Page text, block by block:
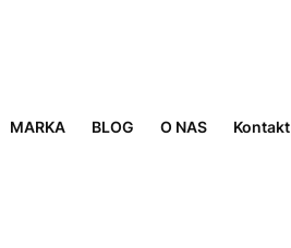
MARKA BLOG O NAS Kontakt